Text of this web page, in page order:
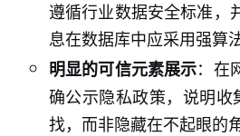
遵循行业数据安全标准，
息在数据库中应采用强算
明显的可信元素展示：在
确公示隐私政策，说明
找，而非隐藏在不起眼的